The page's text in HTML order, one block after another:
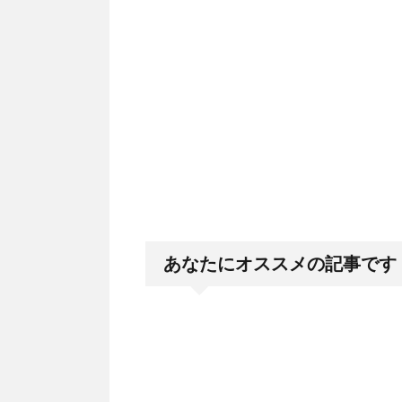
あなたにオススメの記事です